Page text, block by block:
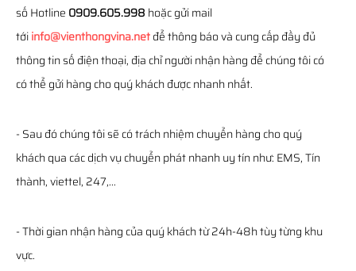
số Hotline 0909.605.998 hoặc gửi mail
tớiinfo@vienthongvina.netđể thông báo và cung cấp đầy đủ
thông tin số điện thoại, địa chỉ người nhận hàng để chúng tôi có
có thể gửi hàng cho quý khách được nhanh nhất.
- Sau đó chúng tôi sẽ có trách nhiệm chuyển hàng cho quý
khách qua các dịch vụ chuyển phát nhanh uy tín như: EMS, Tín
thành, viettel, 247,...
- Thời gian nhận hàng của quý khách từ 24h-48h tùy từng khu
vực.